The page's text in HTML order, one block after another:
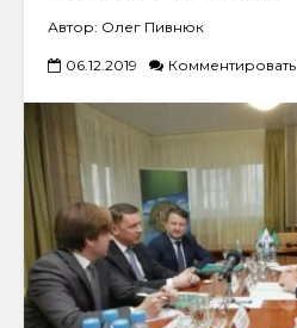
Автор: Олег Пивнюк
06.12.2019 Комментировать